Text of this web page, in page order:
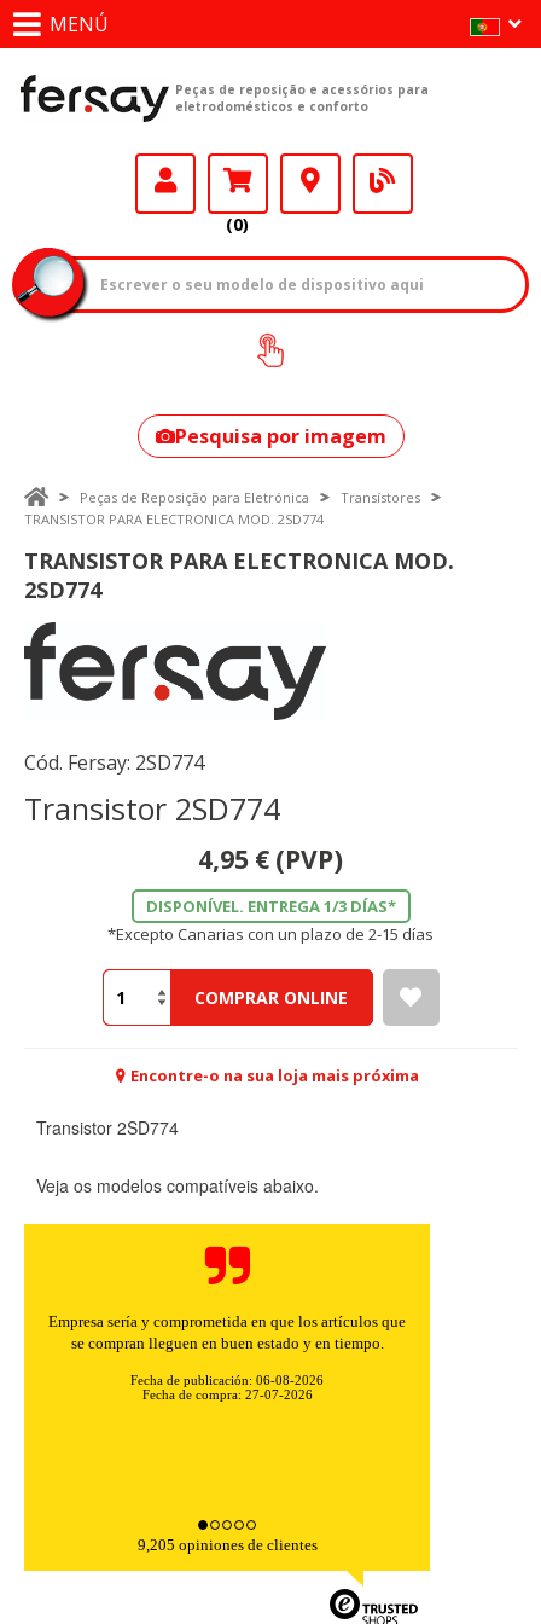
MENÚ
Peças de reposição e acessórios para
eletrodomésticos e conforto
(0)
Como encontrar
o seu modelo?
Pesquisa por imagem
Peças de Reposição para Eletrónica
Transístores
TRANSISTOR PARA ELECTRONICA MOD. 2SD774
TRANSISTOR PARA ELECTRONICA MOD.
2SD774
Cód. Fersay: 2SD774
Transistor 2SD774
4,95 € (PVP)
DISPONÍVEL. ENTREGA 1/3 DÍAS*
*Excepto Canarias con un plazo de 2-15 días
COMPRAR ONLINE
Encontre-o na sua loja mais próxima
Transistor 2SD774
Veja os modelos compatíveis abaixo.
Empresa sería y comprometida en que los artículos que
se compran lleguen en buen estado y en tiempo.
Fecha de publicación: 06-08-2026
Fecha de compra: 27-07-2026
9,205 opiniones de clientes
HABILITAR TODO